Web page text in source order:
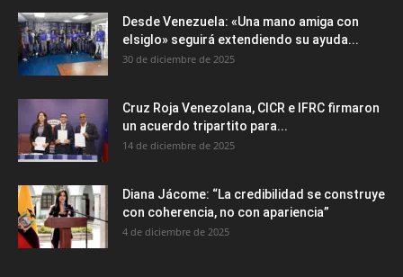
Desde Venezuela: «Una mano amiga con
elsiglo» seguirá extendiendo su ayuda...
30 de diciembre de 2025
Cruz Roja Venezolana, CICR e IFRC firmaron
un acuerdo tripartito para...
14 de diciembre de 2025
Diana Jácome: “La credibilidad se construye
con coherencia, no con apariencia”
4 de diciembre de 2025